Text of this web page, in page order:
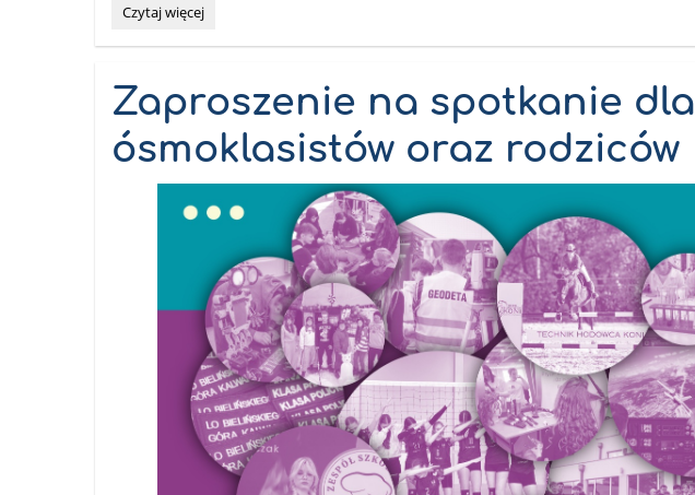
WYNIKI
JEŻ
:
Czytaj więcej
Zaproszenie na spotkanie dla
ósmoklasistów oraz rodziców